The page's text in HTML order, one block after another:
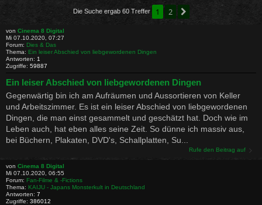
Die Suche ergab 60 Treffer 1 2
von Cinema 8 Digital
Mi 07.10.2020, 07:27
Forum: Dies & Das
Thema: Ein leiser Abschied von liebgewordenen Dingen
Antworten: 1
Zugriffe: 59887
Ein leiser Abschied von liebgewordenen Dingen
Gegenwärtig bin ich am Aufräumen und Aussortieren von Keller
und Arbeitszimmer. Es ist ein leiser Abschied von liebgewordenen
Dingen, die man einst gesammelt und geschätzt hat. Doch wie im
Leben auch, hat eben alles seine Zeit. So dünne ich massiv aus,
bei Büchern, Plakaten, DVD's, Schallplatten, Su...
Rufe den Beitrag auf
von Cinema 8 Digital
Mi 07.10.2020, 06:55
Forum: Fan-Filme & -Fictions
Thema: KAIJU - Japans Monsterkult in Deutschland
Antworten: 7
Zugriffe: 386012